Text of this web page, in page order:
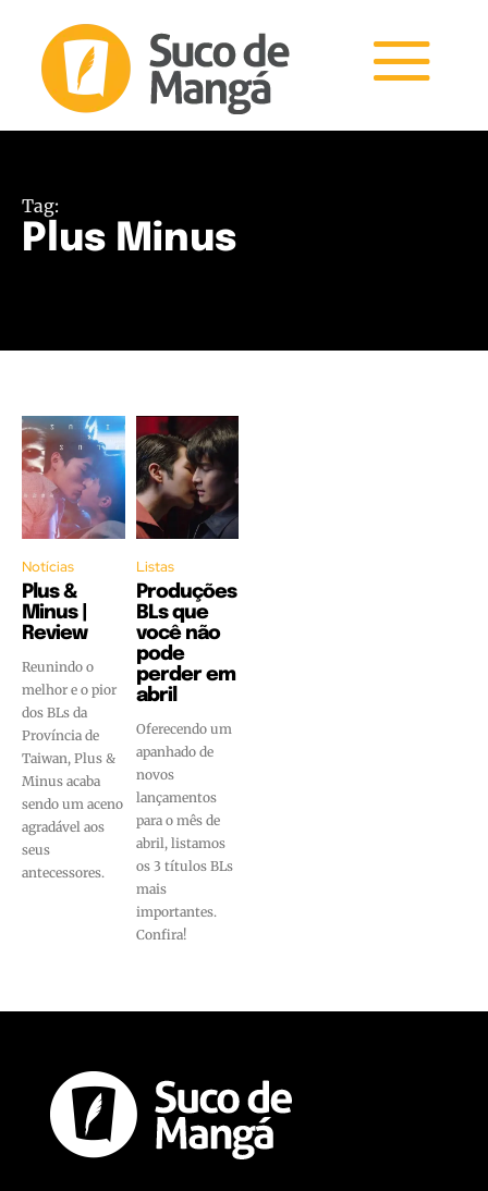
Tag:
Plus Minus
Notícias
Plus &
Minus |
Review
Reunindo o
melhor e o pior
dos BLs da
Província de
Taiwan, Plus &
Minus acaba
sendo um aceno
agradável aos
seus
antecessores.
Listas
Produções
BLs que
você não
pode
perder em
abril
Oferecendo um
apanhado de
novos
lançamentos
para o mês de
abril, listamos
os 3 títulos BLs
mais
importantes.
Confira!